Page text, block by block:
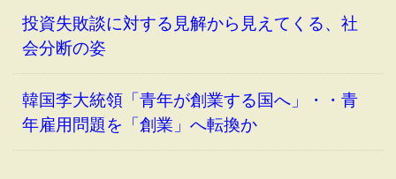
投資失敗談に対する見解から見えてくる、社
会分断の姿
韓国李大統領「青年が創業する国へ」・・青
年雇用問題を「創業」へ転換か